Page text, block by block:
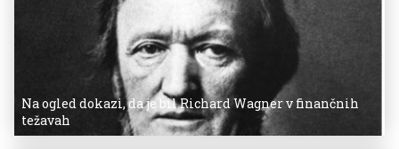
Na ogled dokazi, da je bil Richard Wagner v finančnih
težavah